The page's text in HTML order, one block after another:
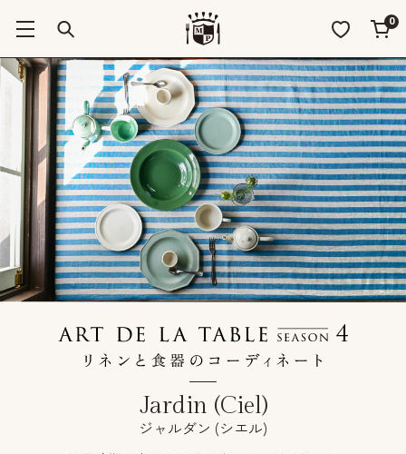
0
Jardin (Ciel)
ジャルダン (シエル)